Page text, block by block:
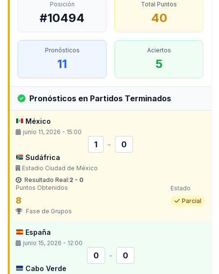
Posición
#10494
Total Puntos
40
Pronósticos
11
Aciertos
5
Pronósticos en Partidos Terminados
México
junio 11, 2026 - 15:00
1 - 0
Sudáfrica
Estadio Ciudad de México
Resultado Real:2 - 0
Puntos Obtenidos
8
Estado
Parcial
Fase de Grupos
España
junio 15, 2026 - 12:00
0 - 0
Cabo Verde